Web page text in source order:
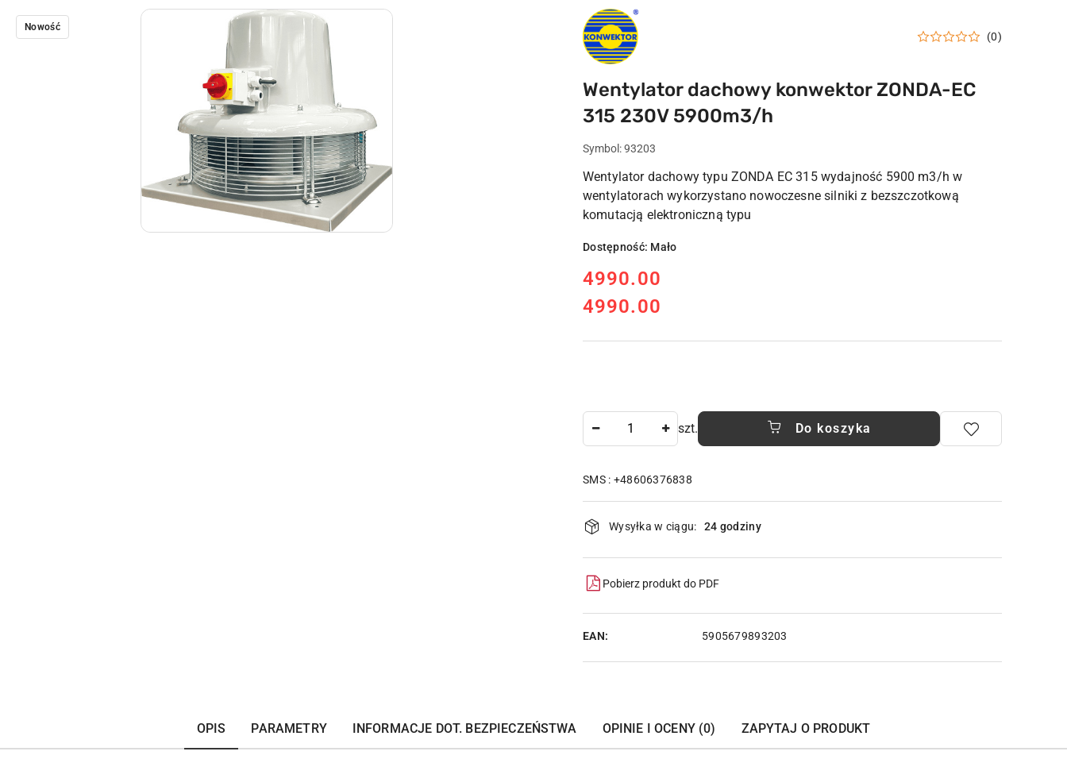
Nowość
LOGO
KONWEKTOR
LIPNO
(0)
Wentylator dachowy konwektor ZONDA-EC
315 230V 5900m3/h
Symbol:93203
Wentylator dachowy typu ZONDA EC 315 wydajność 5900 m3/h w
wentylatorach wykorzystano nowoczesne silniki z bezszczotkową
komutacją elektroniczną typu
Dostępność: Mało
cena:
4990.00
Cena:
4990.00
szt. Do koszyka
SMS : +48606376838
Dostępność
i
dostawa
Wysyłka w ciągu: 24 godziny
Pobierz produkt do PDF
EAN: 5905679893203
OPIS PARAMETRY INFORMACJE DOT. BEZPIECZEŃSTWA OPINIE I OCENY (0) ZAPYTAJ O PRODUKT